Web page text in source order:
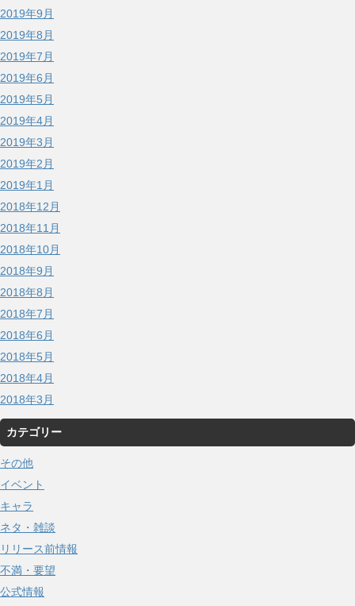
2019年9月
2019年8月
2019年7月
2019年6月
2019年5月
2019年4月
2019年3月
2019年2月
2019年1月
2018年12月
2018年11月
2018年10月
2018年9月
2018年8月
2018年7月
2018年6月
2018年5月
2018年4月
2018年3月
カテゴリー
その他
イベント
キャラ
ネタ・雑談
リリース前情報
不満・要望
公式情報